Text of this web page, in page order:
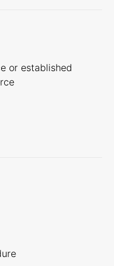
or established